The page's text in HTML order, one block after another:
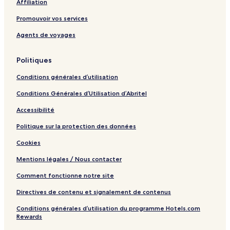
n
s
a
i
s
i
i
m
a
e
Affiliation
Promouvoir vos services
Agents de voyages
Politiques
Conditions générales d’utilisation
Conditions Générales d’Utilisation d’Abritel
Accessibilité
Politique sur la protection des données
Cookies
Mentions légales / Nous contacter
Comment fonctionne notre site
Directives de contenu et signalement de contenus
Conditions générales d’utilisation du programme Hotels.com
Rewards